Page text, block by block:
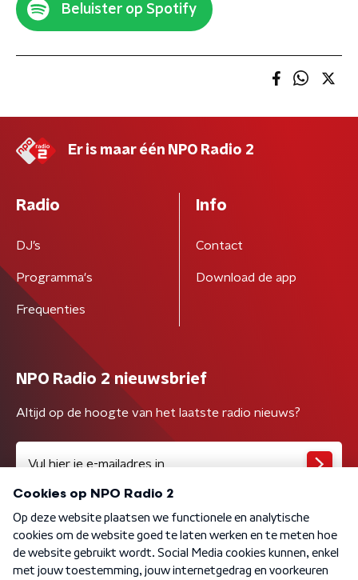
Beluister op Spotify
Er is maar één NPO Radio 2
Radio
DJ’s
Programma's
Frequenties
Info
Contact
Download de app
NPO Radio 2 nieuwsbrief
Altijd op de hoogte van het laatste radio nieuws?
Algemene voorwaarden